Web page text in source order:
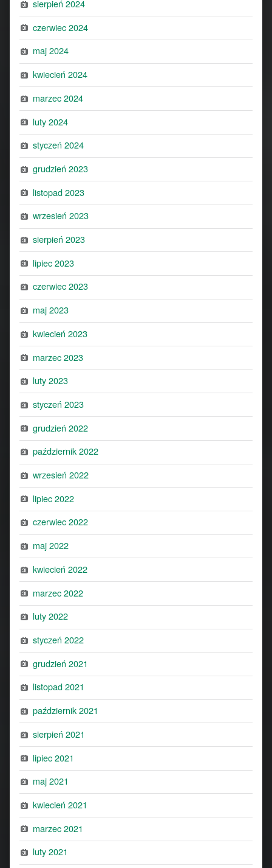
sierpień 2024
czerwiec 2024
maj 2024
kwiecień 2024
marzec 2024
luty 2024
styczeń 2024
grudzień 2023
listopad 2023
wrzesień 2023
sierpień 2023
lipiec 2023
czerwiec 2023
maj 2023
kwiecień 2023
marzec 2023
luty 2023
styczeń 2023
grudzień 2022
październik 2022
wrzesień 2022
lipiec 2022
czerwiec 2022
maj 2022
kwiecień 2022
marzec 2022
luty 2022
styczeń 2022
grudzień 2021
listopad 2021
październik 2021
sierpień 2021
lipiec 2021
maj 2021
kwiecień 2021
marzec 2021
luty 2021